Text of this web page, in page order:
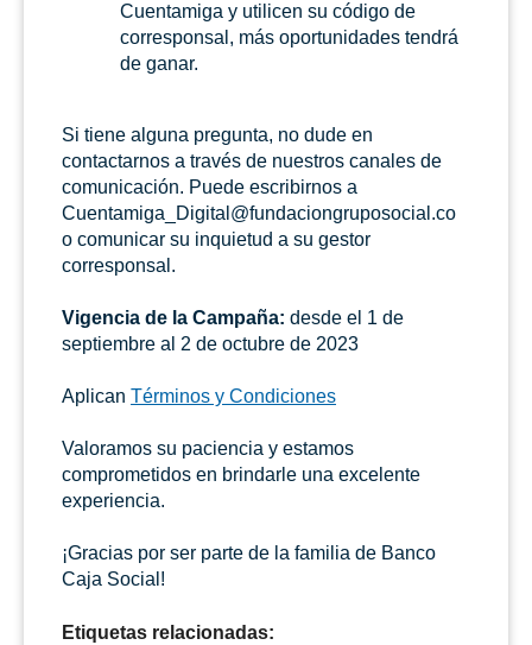
Cuentamiga y utilicen su código de
corresponsal, más oportunidades tendrá
de ganar.
Si tiene alguna pregunta, no dude en
contactarnos a través de nuestros canales de
comunicación. Puede escribirnos a
Cuentamiga_Digital@fundaciongruposocial.co
o comunicar su inquietud a su gestor
corresponsal.
Vigencia de la Campaña: desde el 1 de
septiembre al 2 de octubre de 2023
Aplican Términos y Condiciones
Valoramos su paciencia y estamos
comprometidos en brindarle una excelente
experiencia.
¡Gracias por ser parte de la familia de Banco
Caja Social!
Etiquetas relacionadas: